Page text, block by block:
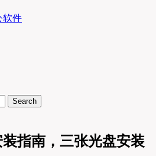
软件
Search
指南，三张光盘安装